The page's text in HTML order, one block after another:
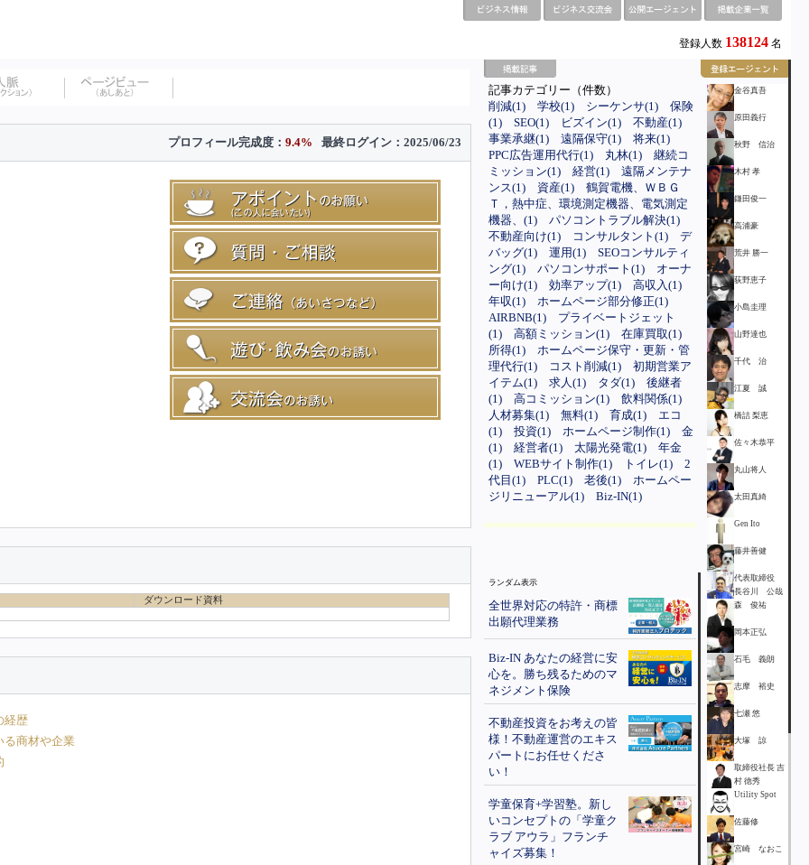
登録人数 138124 名
最終ログイン： 2025/06/23
プロフィール完成度： 9.4%
ダウンロード資料
経歴
る商材や企業
記事カテゴリー（件数）
削減(1)
学校(1) シーケンサ(1)
保険
(1)
SEO(1) ビズイン(1)
不動産(1)
事業承継(1)
遠隔保守(1)
将来(1)
PPC広告運用代行(1)
丸林(1)
継続コ
ミッション(1)
経営(1)
遠隔メンテナ
ンス(1)
資産(1)
鶴賀電機、ＷＢＧ
Ｔ，熱中症、環境測定機器、電気測定
機器、(1)
パソコントラブル解決(1)
不動産向け(1)
コンサルタント(1)
デ
バッグ(1)
運用(1)
SEOコンサルティ
ング(1)
パソコンサポート(1)
オーナ
ー向け(1)
効率アップ(1)
高収入(1)
年収(1)
ホームページ部分修正(1)
AIRBNB(1)
プライベートジェット
(1)
高額ミッション(1)
在庫買取(1)
所得(1)
ホームページ保守・更新・管
理代行(1)
コスト削減(1)
初期営業ア
イテム(1)
求人(1) タダ(1)
後継者
(1)
高コミッション(1)
飲料関係(1)
人材募集(1)
無料(1) 育成(1)
エコ
(1)
投資(1) ホームページ制作(1)
金
(1)
経営者(1) 太陽光発電(1)
年金
(1)
WEBサイト制作(1) トイレ(1)
2
代目(1)
PLC(1) 老後(1)
ホームペー
ジリニューアル(1)
Biz-IN(1)
ランダム表示
全世界対応の特許・商標
出願代理業務
Biz-IN あなたの経営に安
心を。勝ち残るためのマ
ネジメント保険
不動産投資をお考えの皆
様！不動産運営のエキス
パートにお任せくださ
い！
学童保育+学習塾。新し
いコンセプトの「学童ク
ラブ アウラ」フランチ
ャイズ募集！
金谷真吾
原田義行
秋野 信治
木村 孝
鎌田俊一
高浦豪
荒井 勝一
荻野恵子
小島圭理
山野達也
千代 治
江夏 誠
橋詰 梨恵
佐々木恭平
丸山将人
太田真綺
Gen Ito
藤井善健
代表取締役
長谷川 公哉
森 俊祐
岡本正弘
石毛 義朗
志摩 裕史
七瀬 悠
大塚 諒
取締役社長 吉
村 徳秀
Utility Spot
佐藤修
宮崎 なおこ